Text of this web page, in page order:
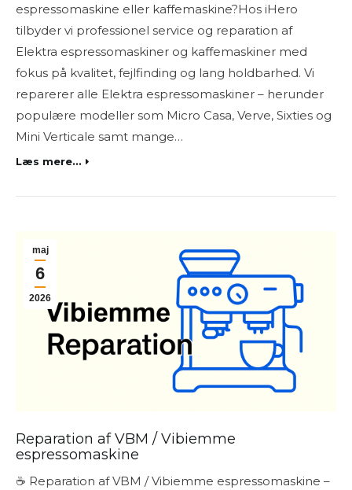
espressomaskine eller kaffemaskine?Hos iHero
tilbyder vi professionel service og reparation af
Elektra espressomaskiner og kaffemaskiner med
fokus på kvalitet, fejlfinding og lang holdbarhed. Vi
reparerer alle Elektra espressomaskiner – herunder
populære modeller som Micro Casa, Verve, Sixties og
Mini Verticale samt mange…
Læs mere...
maj
6
2026
Reparation af VBM / Vibiemme
espressomaskine
☕ Reparation af VBM / Vibiemme espressomaskine –